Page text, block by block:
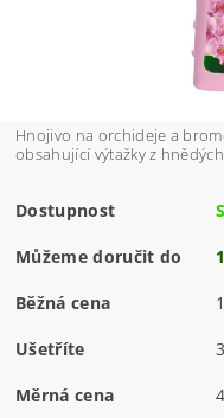
Hnojivo na orchideje a
obsahující výtažky z
Dostupnost
Můžeme doručit do
Běžná cena
Ušetříte
Měrná cena